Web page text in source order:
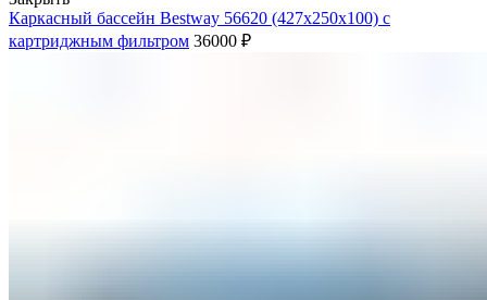
Каркасный бассейн Bestway 56620 (427х250х100) с
картриджным фильтром 36000 ₽